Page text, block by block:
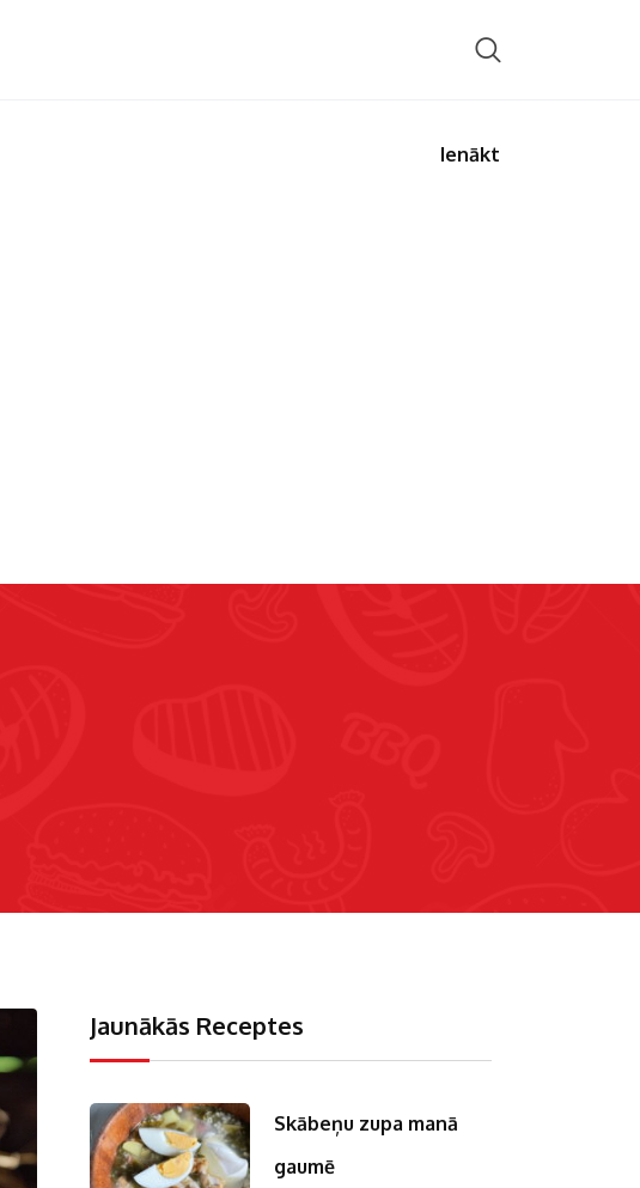
Ienākt
Jaunākās Receptes
Skābeņu zupa manā
gaumē